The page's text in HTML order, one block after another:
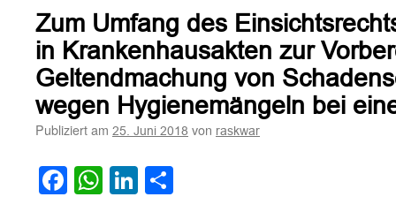
der
Erben
auf
Einsicht
in
die
Krankenunterlagen
des
Zum Umfang des
in Krankenhausakten zur
Geltendmachung von
wegen Hygienemängeln bei
Publiziert am 25. Juni 2018 von raskwar
Facebook
WhatsApp
LinkedIn